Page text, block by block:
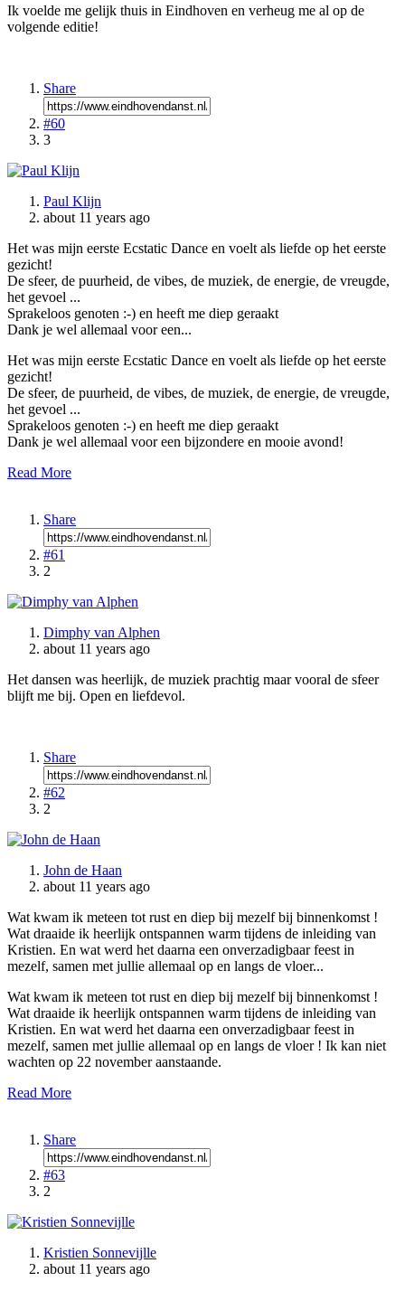
Ik voelde me gelijk thuis in Eindhoven en verheug me al op de
volgende editie!
Share
#60
3
Paul Klijn
about 11 years ago
Het was mijn eerste Ecstatic Dance en voelt als liefde op het eerste
gezicht!
De sfeer, de puurheid, de vibes, de muziek, de energie, de vreugde,
het gevoel ...
Sprakeloos genoten :-) en heeft me diep geraakt
Dank je wel allemaal voor een...
Het was mijn eerste Ecstatic Dance en voelt als liefde op het eerste
gezicht!
De sfeer, de puurheid, de vibes, de muziek, de energie, de vreugde,
het gevoel ...
Sprakeloos genoten :-) en heeft me diep geraakt
Dank je wel allemaal voor een bijzondere en mooie avond!
Read More
Share
#61
2
Dimphy van Alphen
about 11 years ago
Het dansen was heerlijk, de muziek prachtig maar vooral de sfeer
blijft me bij. Open en liefdevol.
Share
#62
2
John de Haan
about 11 years ago
Wat kwam ik meteen tot rust en diep bij mezelf bij binnenkomst !
Wat draaide ik heerlijk ontspannen warm tijdens de inleiding van
Kristien. En wat werd het daarna een onverzadigbaar feest in
mezelf, samen met jullie allemaal op en langs de vloer...
Wat kwam ik meteen tot rust en diep bij mezelf bij binnenkomst !
Wat draaide ik heerlijk ontspannen warm tijdens de inleiding van
Kristien. En wat werd het daarna een onverzadigbaar feest in
mezelf, samen met jullie allemaal op en langs de vloer ! Ik kan niet
wachten op 22 november aanstaande.
Read More
Share
#63
2
Kristien Sonnevijlle
about 11 years ago